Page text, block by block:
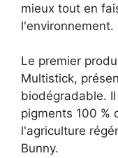
mieux tout en
l'environnement.
Le premier
Multistick,
biodégradable.
pigments 100 %
l'agriculture
Bunny.